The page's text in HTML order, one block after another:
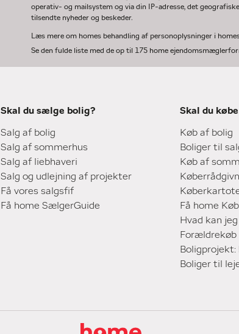
operativ- og mailsystem og via din IP-adresse, det
tilsendte nyheder og beskeder.
Læs mere om homes behandling af personoplysninger i
Se den fulde liste med de op til 175 home
Skal du sælge bolig?
Salg af bolig
Salg af sommerhus
Salg af liebhaveri
Salg og udlejning af projekter
Få vores salgsfif
Få home SælgerGuide
Skal du
Køb af bolig
Boliger til
Køb af
Få home
Hvad kan
Forældrekøb
Boligprojekt:
Boliger til